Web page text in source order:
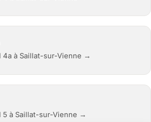
4a à Saillat-sur-Vienne →
5 à Saillat-sur-Vienne →